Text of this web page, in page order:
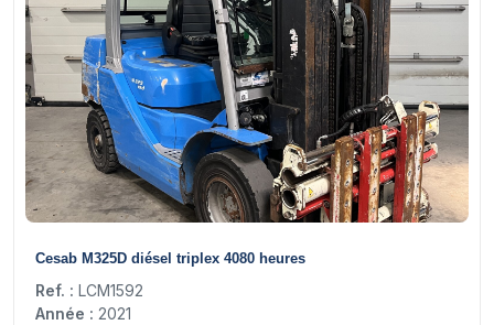
Cesab M325D diésel triplex 4080 heures
Ref. : LCM1592
Année : 2021